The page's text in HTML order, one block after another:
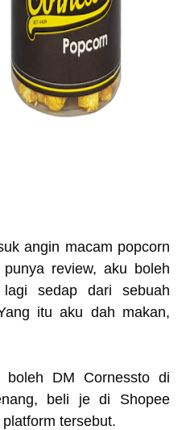
angin macam popcorn
review, aku boleh
sedap dari sebuah
itu aku dah makan,
DM Cornessto di
beli je di Shopee
tersebut.